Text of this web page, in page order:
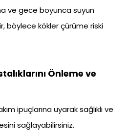
ve gece boyunca suyun
böylece kökler çürüme riski
Önleme ve
ipuçlarına uyarak sağlıklı ve
sağlayabilirsiniz.